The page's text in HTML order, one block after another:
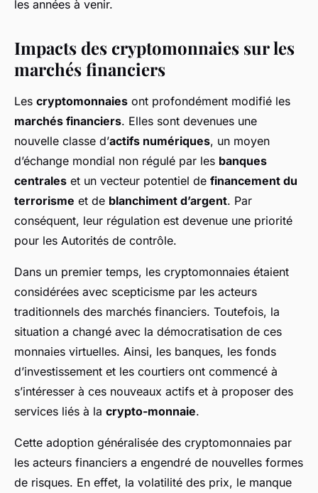
les années à venir.
Impacts des cryptomonnaies sur les
marchés financiers
Les cryptomonnaies ont profondément modifié les
marchés financiers. Elles sont devenues une
nouvelle classe d’actifs numériques, un moyen
d’échange mondial non régulé par les banques
centrales et un vecteur potentiel de financement du
terrorisme et de blanchiment d’argent. Par
conséquent, leur régulation est devenue une priorité
pour les Autorités de contrôle.
Dans un premier temps, les cryptomonnaies étaient
considérées avec scepticisme par les acteurs
traditionnels des marchés financiers. Toutefois, la
situation a changé avec la démocratisation de ces
monnaies virtuelles. Ainsi, les banques, les fonds
d’investissement et les courtiers ont commencé à
s’intéresser à ces nouveaux actifs et à proposer des
services liés à la crypto-monnaie.
Cette adoption généralisée des cryptomonnaies par
les acteurs financiers a engendré de nouvelles formes
de risques. En effet, la volatilité des prix, le manque